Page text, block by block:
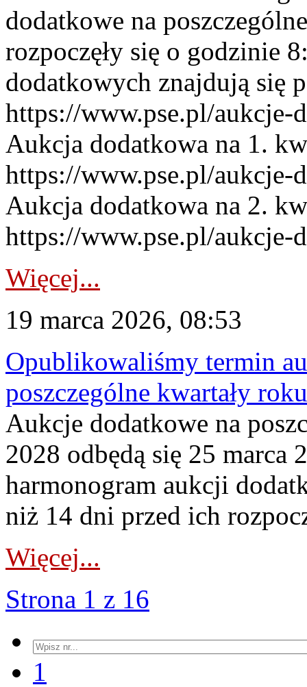
dodatkowe na
rozpoczęły się o godzinie
dodatkowych znajdują się
https://www.pse.pl/
Aukcja dodatkowa na 1.
https://www.pse.pl/
Aukcja dodatkowa na 2.
https://www.pse.pl/aukcje-
Więcej...
19 marca 2026, 08:53
Opublikowaliśmy termin
poszczególne kwartały
Aukcje dodatkowe na
2028 odbędą się 25 marca
harmonogram aukcji
niż 14 dni przed ich
Więcej...
Strona 1 z 16
1